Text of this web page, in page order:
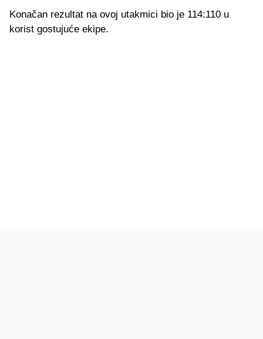
Konačan rezultat na ovoj utakmici bio je 114:110 u
korist gostujuće ekipe.